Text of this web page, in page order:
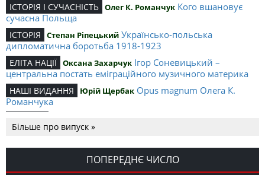
ІСТОРІЯ І СУЧАСНІСТЬ Олег К. Романчук Кого вшановує
сучасна Польща
ІСТОРІЯ Степан Ріпецький Українсько-польська
дипломатична боротьба 1918-1923
ЕЛІТА НАЦІЇ Оксана Захарчук Ігор Соневицький –
центральна постать еміграційного музичного материка
НАШІ ВИДАННЯ Юрій Щербак Opus magnum Олега К.
Романчука
Романчука
СЛОВО РЕДАКЦІЙНЕ Олег К. Романчук Журавель і синиця
як уособлення української політстратегії й тактики
Більше про випуск »
ПОПЕРЕДНЄ ЧИСЛО